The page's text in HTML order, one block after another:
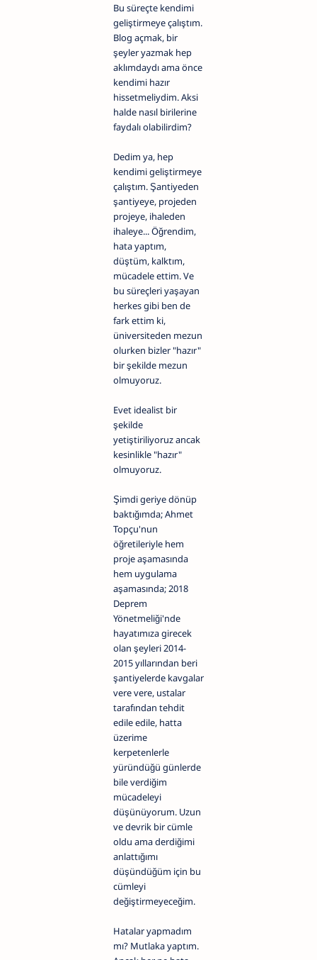
Bu süreçte kendimi
geliştirmeye çalıştım.
Blog açmak, bir
şeyler yazmak hep
aklımdaydı ama önce
kendimi hazır
hissetmeliydim. Aksi
halde nasıl birilerine
faydalı olabilirdim?
Dedim ya, hep
kendimi geliştirmeye
çalıştım. Şantiyeden
şantiyeye, projeden
projeye, ihaleden
ihaleye... Öğrendim,
hata yaptım,
düştüm, kalktım,
mücadele ettim. Ve
bu süreçleri yaşayan
herkes gibi ben de
fark ettim ki,
üniversiteden mezun
olurken bizler "hazır"
bir şekilde mezun
olmuyoruz.
Evet idealist bir
şekilde
yetiştiriliyoruz ancak
kesinlikle "hazır"
olmuyoruz.
Şimdi geriye dönüp
baktığımda; Ahmet
Topçu'nun
öğretileriyle hem
proje aşamasında
hem uygulama
aşamasında; 2018
Deprem
Yönetmeliği'nde
hayatımıza girecek
olan şeyleri 2014-
2015 yıllarından beri
şantiyelerde kavgalar
vere vere, ustalar
tarafından tehdit
edile edile, hatta
üzerime
kerpetenlerle
yüründüğü günlerde
bile verdiğim
mücadeleyi
düşünüyorum. Uzun
ve devrik bir cümle
oldu ama derdiğimi
anlattığımı
düşündüğüm için bu
cümleyi
değiştirmeyeceğim.
Hatalar yapmadım
mı? Mutlaka yaptım.